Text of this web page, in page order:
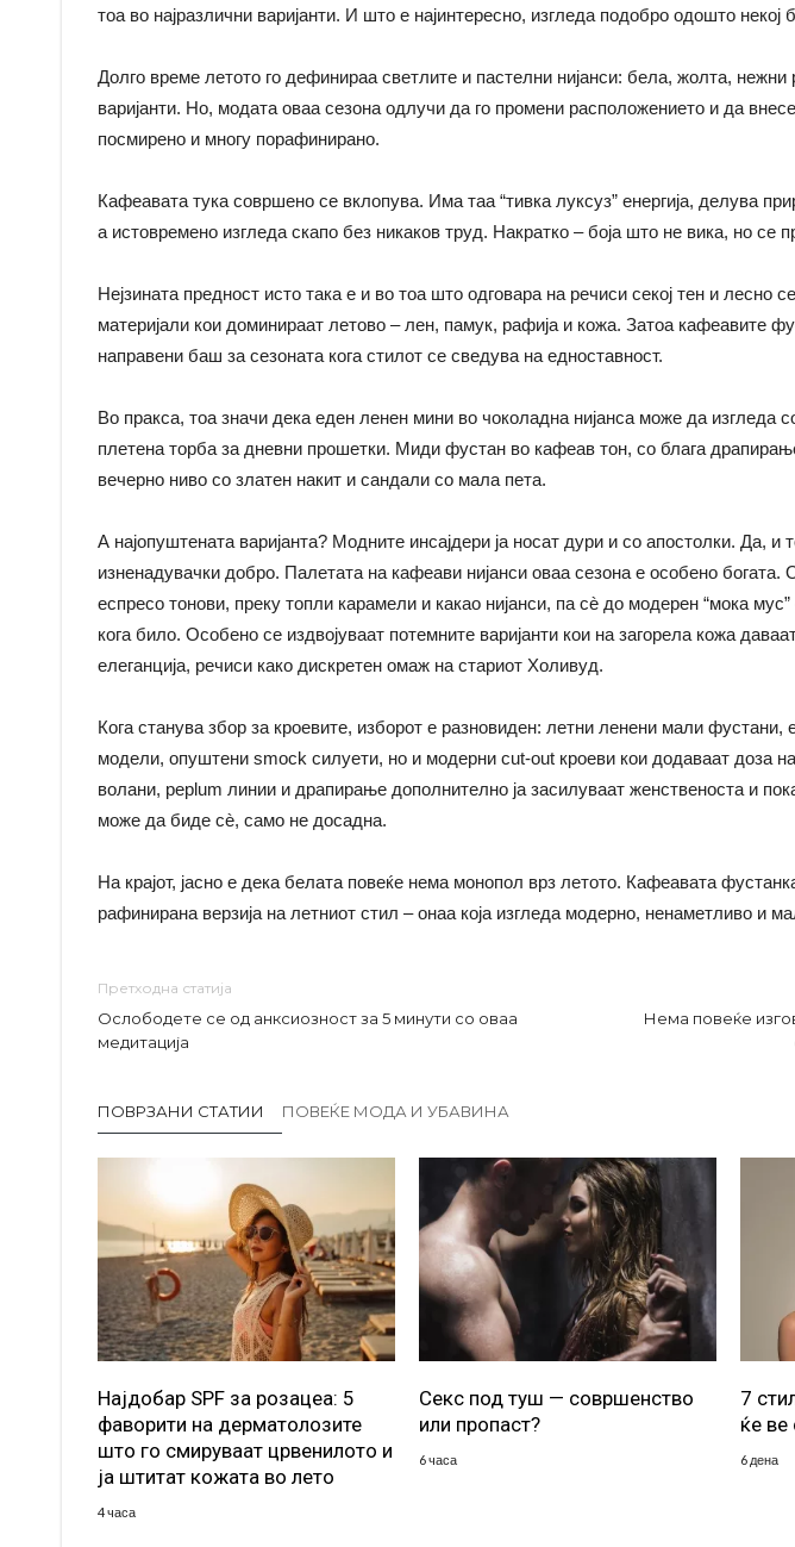
тоа во најразлични варијанти. И што е најинтересно, изгледа подобро одошто некој
Долго време летото го дефинираа светлите и пастелни нијанси: бела, жолта, нежни
варијанти. Но, модата оваа сезона одлучи да го промени расположението и да
посмирено и многу порафинирано.
Кафеавата тука совршено се вклопува. Има таа “тивка луксуз” енергија, делува
а истовремено изгледа скапо без никаков труд. Накратко – боја што не вика, но се
Нејзината предност исто така е и во тоа што одговара на речиси секој тен и лесно
материјали кои доминираат летово – лен, памук, рафија и кожа. Затоа кафеавите
направени баш за сезоната кога стилот се сведува на едноставност.
Во пракса, тоа значи дека еден ленен мини во чоколадна нијанса може да изгледа
плетена торба за дневни прошетки. Миди фустан во кафеав тон, со блага
вечерно ниво со златен накит и сандали со мала пета.
А најопуштената варијанта? Модните инсajдери ја носат дури и со апостолки. Да, и
изненадувачки добро. Палетата на кафеави нијанси оваа сезона е особено
еспресо тонови, преку топли карамели и какао нијанси, па сè до модерен “мока
кога било. Особено се издвојуваат потемните варијанти кои на загорела кожа
елеганција, речиси како дискретен омаж на стариот Холивуд.
Кога станува збор за кроевите, изборот е разновиден: летни ленени мали фустани,
модели, опуштени smock силуети, но и модерни cut-out кроеви кои додаваат доза
волани, peplum линии и драпирање дополнително ја засилуваат женственоста и
може да биде сè, само не досадна.
На крајот, јасно е дека белата повеќе нема монопол врз летото. Кафеавата
рафинирана верзија на летниот стил – онаа која изгледа модерно, ненаметливо и
Претходна статија
Ослободете се од анксиозност за 5 минути со оваа
медитација
Нема повеќе
ПОВРЗАНИ СТАТИИ ПОВЕЌЕ МОДА И УБАВИНА
Најдобар SPF за розацеа: 5
фаворити на дерматолозите
што го смируваат црвенилото и
ја штитат кожата во лето
4 часа
Секс под туш — совршенство
или пропаст?
6 часа
7
ќе
6 дена